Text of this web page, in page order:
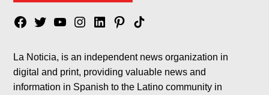
Facebook
TwitterYouTubeInstagram
LinkedinPinterest
Tik
La Noticia, is an independent news organization in
digital and print, providing valuable news and
information in Spanish to the Latino community in